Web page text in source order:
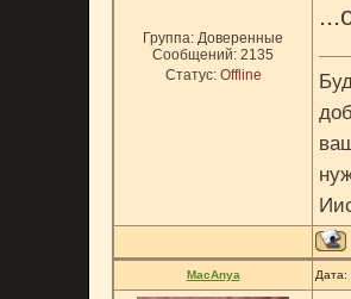
Группа: Доверенные
Сообщений: 2135
Статус: Offline
MacAnya